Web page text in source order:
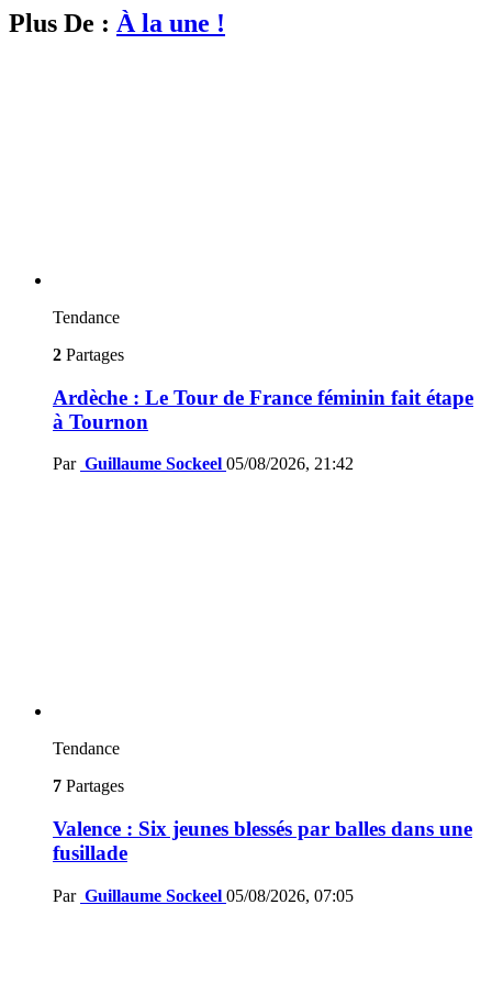
Plus De : À la une !
Tendance
2 Partages
Ardèche : Le Tour de France féminin fait étape
à Tournon
Par Guillaume Sockeel 05/08/2026, 21:42
Tendance
7 Partages
Valence : Six jeunes blessés par balles dans une
fusillade
Par Guillaume Sockeel 05/08/2026, 07:05